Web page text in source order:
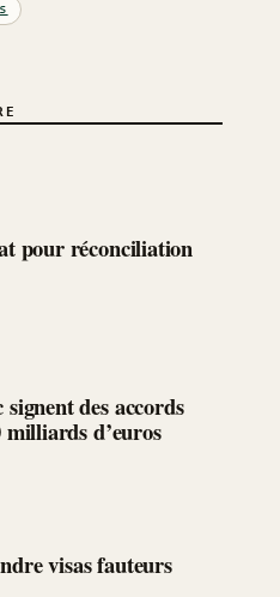
pour réconciliation
des accords
milliards d’euros
visas fauteurs